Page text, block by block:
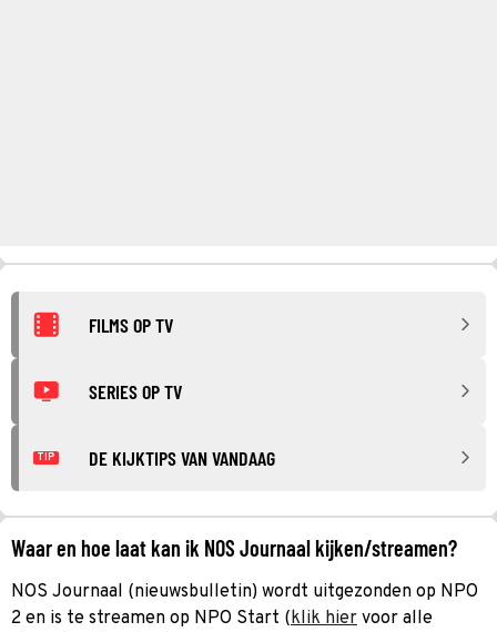
FILMS OP TV
SERIES OP TV
TIP DE KIJKTIPS VAN VANDAAG
Waar en hoe laat kan ik NOS Journaal kijken/streamen?
NOS Journaal (nieuwsbulletin) wordt uitgezonden op NPO
2 en is te streamen op NPO Start (klik hier voor alle